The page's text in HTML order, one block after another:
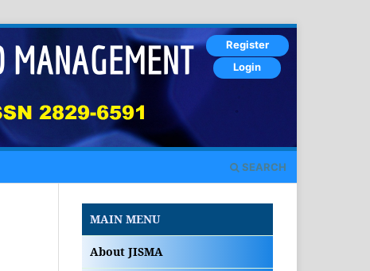
SEARCH
Register
Login
MAIN MENU
About JISMA